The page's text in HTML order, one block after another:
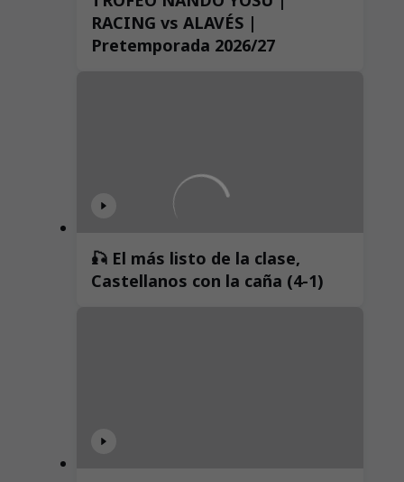
RACING vs ALAVÉS |
Pretemporada 2026/27
🎣 El más listo de la clase,
Castellanos con la caña (4-1)